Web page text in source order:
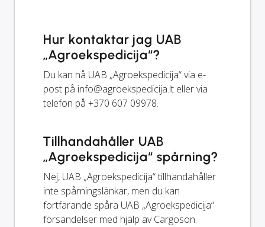
Hur kontaktar jag UAB
„Agroekspedicija“?
Du kan nå UAB „Agroekspedicija“ via e-
post på info@agroekspedicija.lt eller via
telefon på +370 607 09978.
Tillhandahåller UAB
„Agroekspedicija“ spårning?
Nej, UAB „Agroekspedicija“ tillhandahåller
inte spårningslänkar, men du kan
fortfarande spåra UAB „Agroekspedicija“
försändelser med hjälp av Cargoson.